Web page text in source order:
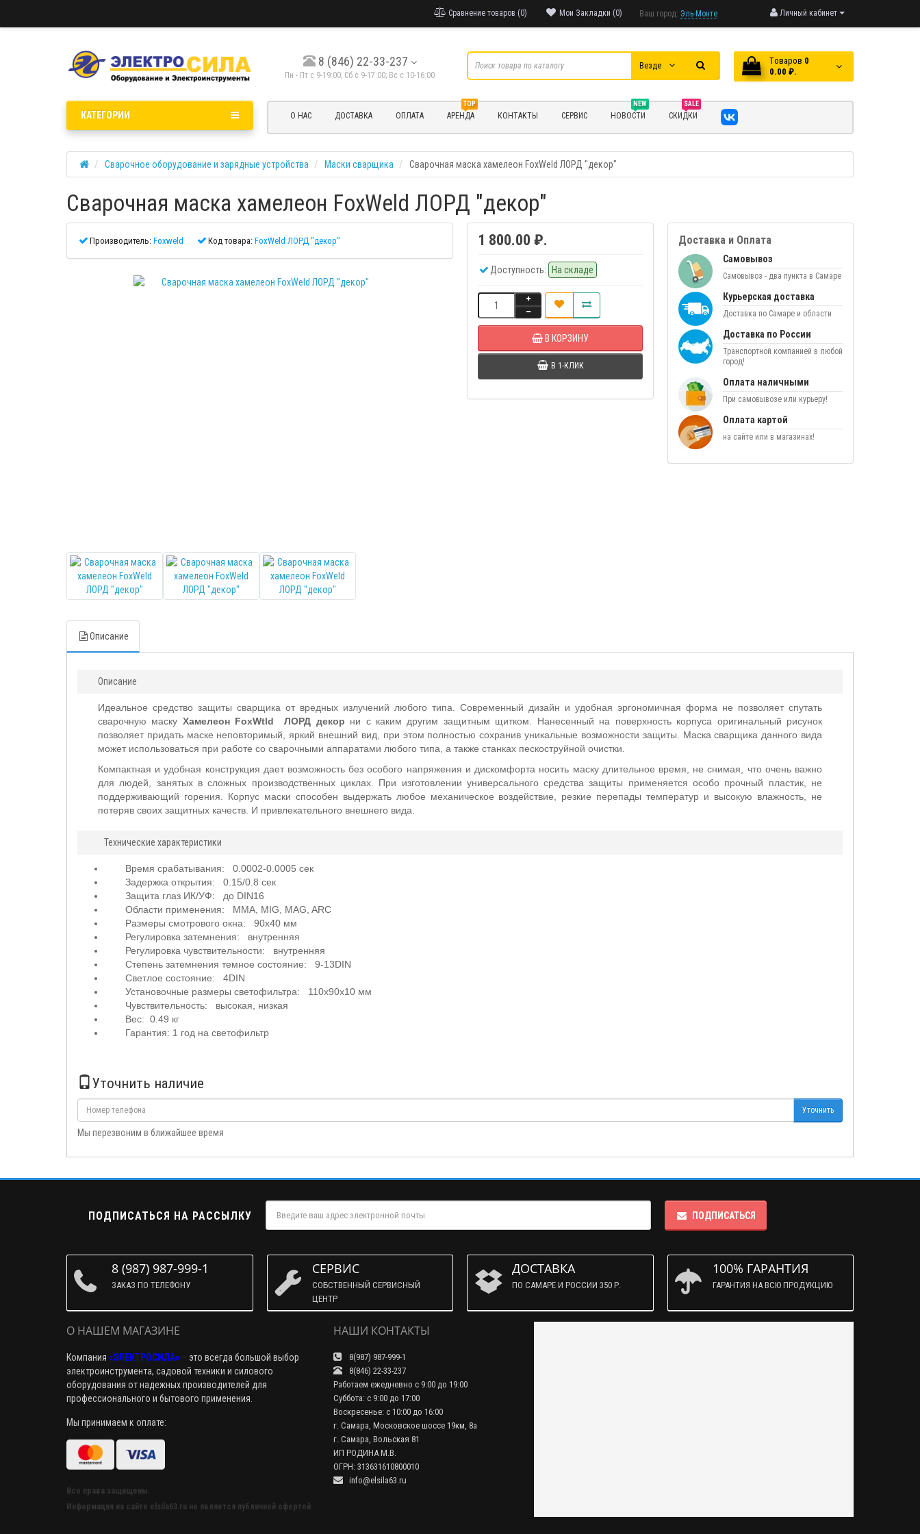
Личный кабинет
Ваш город: Эль-Монте
Мои Закладки (0)
Сравнение товаров (0)
8 (846) 22-33-237
Пн - Пт с 9-19:00; Cб с 9-17:00; Вс с 10-16:00
Везде Tоваров 0
0.00 ₽.
О НАС ДОСТАВКА ОПЛАТА
TOP
АРЕНДА КОНТАКТЫ СЕРВИС
NEW
НОВОСТИ
SALE
СКИДКИ
КАТЕГОРИИ
Сварочное оборудование и зарядные устройства Маски сварщика Сварочная маска хамелеон FoxWeld ЛОРД "декор"
Сварочная маска хамелеон FoxWeld ЛОРД "декор"
Производитель: Foxweld Код товара: FoxWeld ЛОРД "декор" 1 800.00 ₽.
Доступность: На складе
В КОРЗИНУ
В 1-КЛИК
Доставка и Оплата
Самовывоз
Самовывоз - два пункта в Самаре
Курьерская доставка
Доставка по Самаре и области
Доставка по России
Транспортной компанией в любой
город!
Оплата наличными
При самовывозе или курьеру!
Оплата картой
на сайте или в магазинах!
Описание
Описание
Идеальное средство защиты сварщика от вредных излучений любого типа. Современный дизайн и удобная эргономичная форма не позволяет спутать
сварочную маску Хамелеон FoxWtld ЛОРД декор ни с каким другим защитным щитком. Нанесенный на поверхность корпуса оригинальный рисунок
позволяет придать маске неповторимый, яркий внешний вид, при этом полностью сохранив уникальные возможности защиты. Маска сварщика данного вида
может использоваться при работе со сварочными аппаратами любого типа, а также станках пескоструйной очистки.
Компактная и удобная конструкция дает возможность без особого напряжения и дискомфорта носить маску длительное время, не снимая, что очень важно
для людей, занятых в сложных производственных циклах. При изготовлении универсального средства защиты применяется особо прочный пластик, не
поддерживающий горения. Корпус маски способен выдержать любое механическое воздействие, резкие перепады температур и высокую влажность, не
потеряв своих защитных качеств. И привлекательного внешнего вида.
Технические характеристики
Время срабатывания: 0.0002-0.0005 сек
Задержка открытия: 0.15/0.8 сек
Защита глаз ИК/УФ: до DIN16
Области применения: MMA, MIG, MAG, ARC
Размеры смотрового окна: 90х40 мм
Регулировка затемнения: внутренняя
Регулировка чувствительности: внутренняя
Степень затемнения темное состояние: 9-13DIN
Светлое состояние: 4DIN
Установочные размеры светофильтра: 110х90х10 мм
Чувствительность: высокая, низкая
Вес: 0.49 кг
Гарантия: 1 год на светофильтр
Уточнить наличие
Уточнить
Мы перезвоним в ближайшее время
ПОДПИСАТЬСЯ НА РАССЫЛКУ ПОДПИСАТЬСЯ
8 (987) 987-999-1
ЗАКАЗ ПО ТЕЛЕФОНУ
СЕРВИС
СОБСТВЕННЫЙ СЕРВИСНЫЙ
ЦЕНТР
ДОСТАВКА
ПО САМАРЕ И РОССИИ 350 Р.
100% ГАРАНТИЯ
ГАРАНТИЯ НА ВСЮ ПРОДУКЦИЮ
О НАШЕМ МАГАЗИНЕ
Компания «ЭЛЕКТРОСИЛА» – это всегда большой выбор
электроинструмента, садовой техники и силового
оборудования от надежных производителей для
профессионального и бытового применения.
Мы принимаем к оплате:
Все права защищены.
Информация на сайте elsila63.ru не является публичной офертой.
НАШИ КОНТАКТЫ
8(987) 987-999-1
8(846) 22-33-237
Работаем ежедневно с 9:00 до 19:00
Суббота: с 9:00 до 17:00
Воскресенье: с 10:00 до 16:00
г. Самара, Московское шоссе 19км, 8а
г. Самара, Вольская 81
ИП РОДИНА М.В.
ОГРН: 313631610800010
info@elsila63.ru